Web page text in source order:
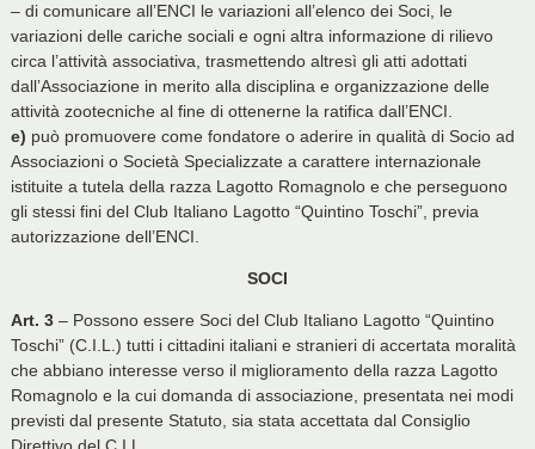
– di comunicare all’ENCI le variazioni all’elenco dei Soci, le
variazioni delle cariche sociali e ogni altra informazione di rilievo
circa l’attività associativa, trasmettendo altresì gli atti adottati
dall’Associazione in merito alla disciplina e organizzazione delle
attività zootecniche al fine di ottenerne la ratifica dall’ENCI.
e) può promuovere come fondatore o aderire in qualità di Socio ad
Associazioni o Società Specializzate a carattere internazionale
istituite a tutela della razza Lagotto Romagnolo e che perseguono
gli stessi fini del Club Italiano Lagotto “Quintino Toschi”, previa
autorizzazione dell’ENCI.
SOCI
Art. 3– Possono essere Soci del Club Italiano Lagotto “Quintino
Toschi” (C.I.L.) tutti i cittadini italiani e stranieri di accertata moralità
che abbiano interesse verso il miglioramento della razza Lagotto
Romagnolo e la cui domanda di associazione, presentata nei modi
previsti dal presente Statuto, sia stata accettata dal Consiglio